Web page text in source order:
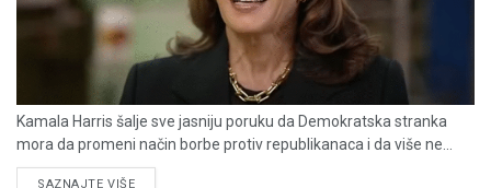
Kamala Harris šalje sve jasniju poruku da Demokratska stranka
mora da promeni način borbe protiv republikanaca i da više ne...
SAZNAJTE VIŠEDETAILS